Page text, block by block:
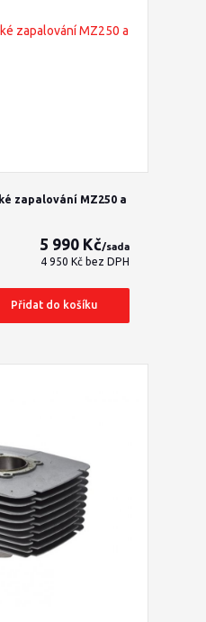
zapalování MZ250 a
5 990 Kč/sada
4 950 Kč bez DPH
Přidat do košíku